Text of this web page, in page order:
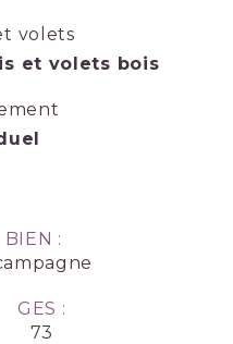
volets
et volets bois
BIEN :
GES :
73